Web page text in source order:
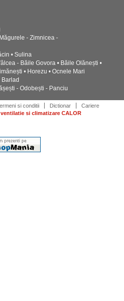
- Zimnicea -
• Sulina
- Băile Govora • Băile Olănești •
• Horezu • Ocnele Mari
- Odobești - Panciu
si conditii Dictionar
Cariere
si climatizare CALOR